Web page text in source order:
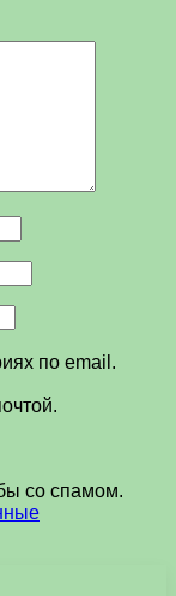
по email.
со спамом.